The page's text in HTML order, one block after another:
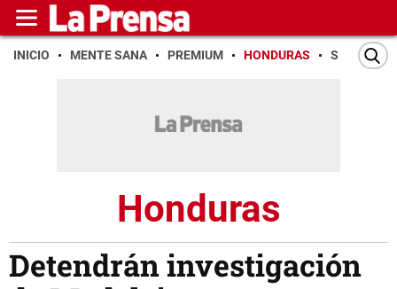
INICIO MENTE SANA PREMIUM HONDURAS SAN PEDRO
Honduras
Detendrán investigación